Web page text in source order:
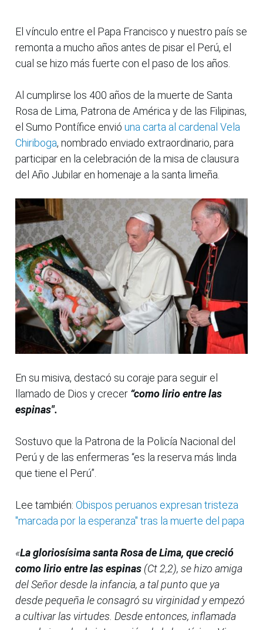
El vínculo entre el Papa Francisco y nuestro país se
remonta a mucho años antes de pisar el Perú, el
cual se hizo más fuerte con el paso de los años.
Al cumplirse los 400 años de la muerte de Santa
Rosa de Lima, Patrona de América y de las Filipinas,
el Sumo Pontífice envió una carta al cardenal Vela
Chiriboga, nombrado enviado extraordinario, para
participar en la celebración de la misa de clausura
del Año Jubilar en homenaje a la santa limeña.
En su misiva, destacó su coraje para seguir el
llamado de Dios y crecer “como lirio entre las
espinas".
Sostuvo que la Patrona de la Policía Nacional del
Perú y de las enfermeras “es la reserva más linda
que tiene el Perú”.
Lee también: Obispos peruanos expresan tristeza
"marcada por la esperanza" tras la muerte del papa
«La gloriosísima santa Rosa de Lima, que creció
como lirio entre las espinas (Ct 2,2), se hizo amiga
del Señor desde la infancia, a tal punto que ya
desde pequeña le consagró su virginidad y empezó
a cultivar las virtudes. Desde entonces, inflamada